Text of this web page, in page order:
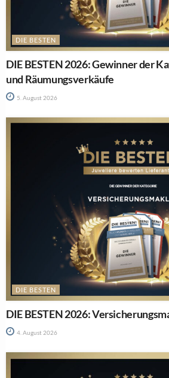
DIE BESTEN
DIE BESTEN 2026: Gewinner der
und Räumungsverkäufe
5. August 2026
DIE BESTEN
DIE BESTEN 2026:
4. August 2026